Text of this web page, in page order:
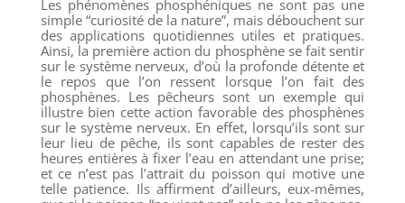
Les phénomènes phosphéniques ne sont pas une
simple “curiosité de la nature”, mais débouchent sur
des applications quotidiennes utiles et pratiques.
Ainsi, la première action du phosphène se fait sentir
sur le système nerveux, d’où la profonde détente et
le repos que l’on ressent lorsque l’on fait des
phosphènes. Les pêcheurs sont un exemple qui
illustre bien cette action favorable des phosphènes
sur le système nerveux. En effet, lorsqu’ils sont sur
leur lieu de pêche, ils sont capables de rester des
heures entières à fixer l’eau en attendant une prise;
et ce n’est pas l’attrait du poisson qui motive une
telle patience. Ils affirment d’ailleurs, eux-mêmes,